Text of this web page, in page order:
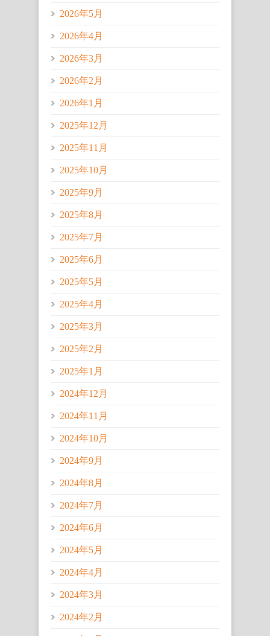
2026年5月
2026年4月
2026年3月
2026年2月
2026年1月
2025年12月
2025年11月
2025年10月
2025年9月
2025年8月
2025年7月
2025年6月
2025年5月
2025年4月
2025年3月
2025年2月
2025年1月
2024年12月
2024年11月
2024年10月
2024年9月
2024年8月
2024年7月
2024年6月
2024年5月
2024年4月
2024年3月
2024年2月